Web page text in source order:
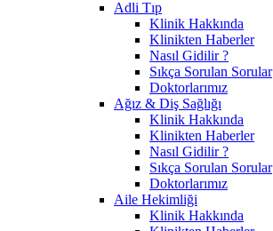
Adli Tıp
Klinik Hakkında
Klinikten Haberler
Nasıl Gidilir ?
Sıkça Sorulan Sorular
Doktorlarımız
Ağız & Diş Sağlığı
Klinik Hakkında
Klinikten Haberler
Nasıl Gidilir ?
Sıkça Sorulan Sorular
Doktorlarımız
Aile Hekimliği
Klinik Hakkında